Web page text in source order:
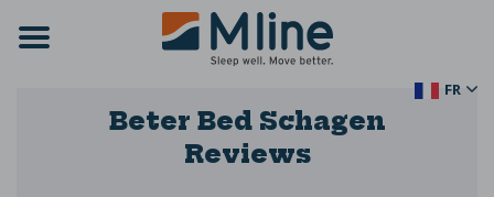
FR
Beter Bed Schagen
Reviews